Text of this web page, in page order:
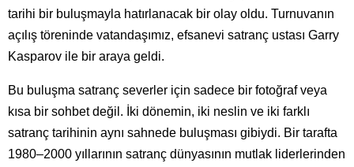
tarihi bir buluşmayla hatırlanacak bir olay oldu. Turnuvanın
açılış töreninde vatandaşımız, efsanevi satranç ustası Garry
Kasparov ile bir araya geldi.
Bu buluşma satranç severler için sadece bir fotoğraf veya
kısa bir sohbet değil. İki dönemin, iki neslin ve iki farklı
satranç tarihinin aynı sahnede buluşması gibiydi. Bir tarafta
1980–2000 yıllarının satranç dünyasının mutlak liderlerinden